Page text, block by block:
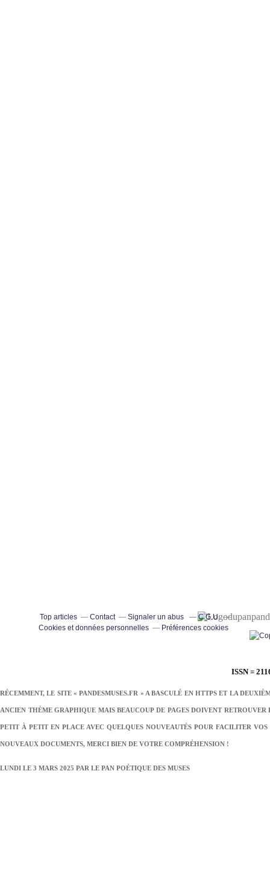
ISSN =
RÉCEMMENT, LE SITE « PANDESMUSES.FR » A BASCULÉ EN HTTPS ET LA
ANCIEN THÈME GRAPHIQUE MAIS BEAUCOUP DE PAGES DOIVENT
PETIT À PETIT EN PLACE AVEC QUELQUES NOUVEAUTÉS POUR FACILITER
NOUVEAUX DOCUMENTS, MERCI BIEN DE VOTRE COMPRÉHENSION !
LUNDI LE 3 MARS 2025 PAR LE PAN POÉTIQUE DES MUSES
Top articles Contact Signaler un abus
C.G.U.
Cookies et données personnelles
Préférences cookies